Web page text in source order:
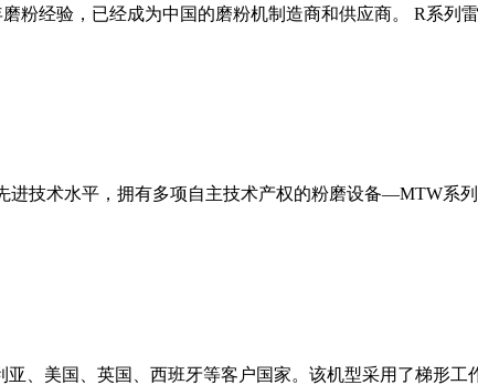
粉经验，已经成为中国的磨粉机制造商和供应商。 R系
技术水平，拥有多项自主技术产权的粉磨设备—MTW系
、美国、英国、西班牙等客户国家。该机型采用了梯形